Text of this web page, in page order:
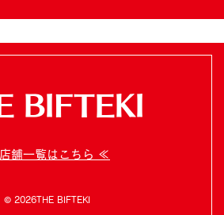
BIFTEKI
舗一覧はこちら ≪
© 2026THE BIFTEKI